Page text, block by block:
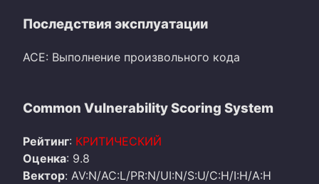
Последствия эксплуатации
ACE: Выполнение произвольного кода
Common Vulnerability Scoring System
Рейтинг: КРИТИЧЕСКИЙ
Оценка: 9.8
Вектор: AV:N/AC:L/PR:N/UI:N/S:U/C:H/I:H/A:H